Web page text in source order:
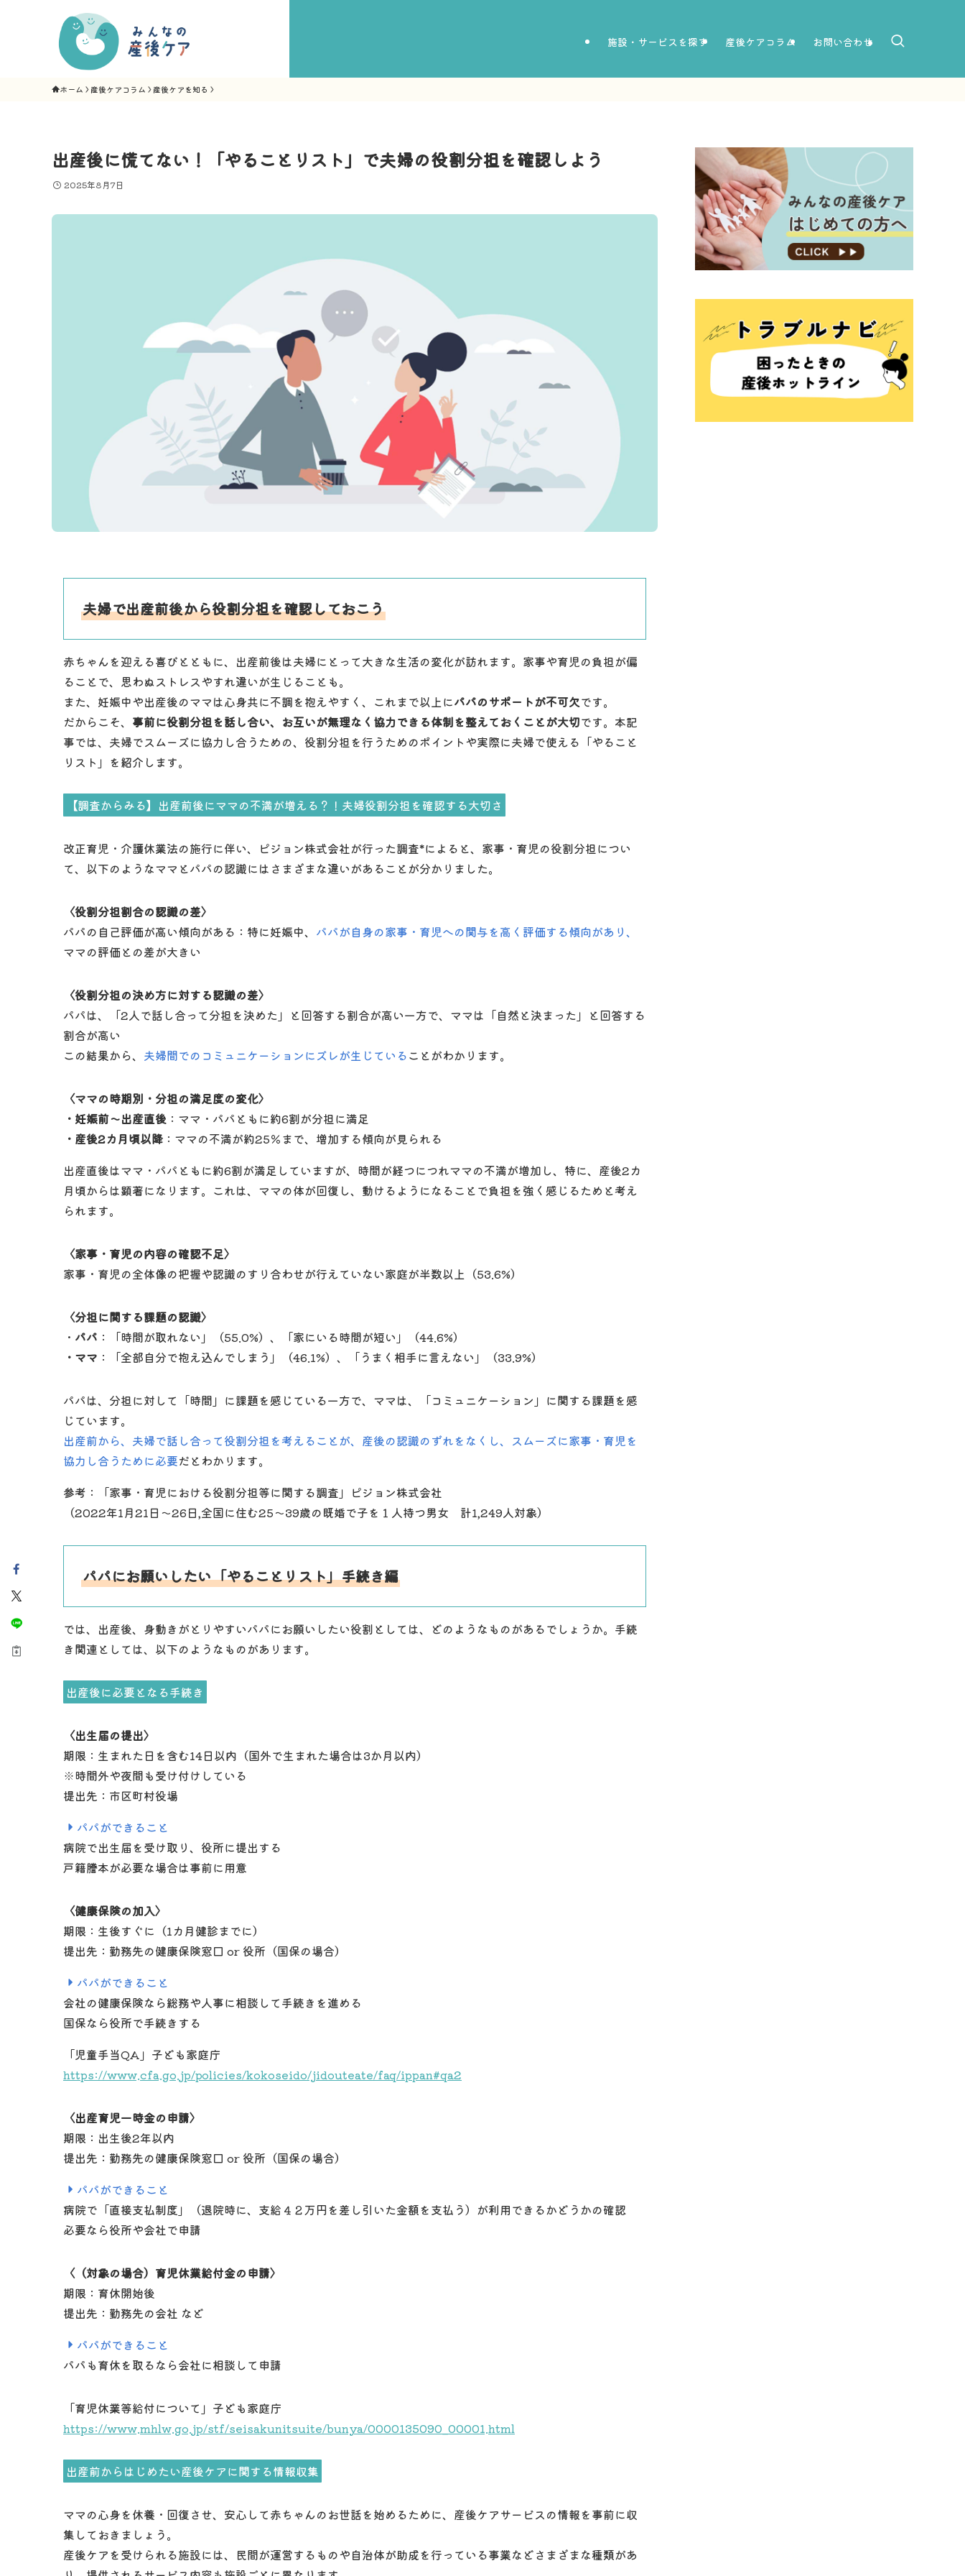
施設・サービスを探す 産後ケアコラム お問い合わせ
ホーム 産後ケアコラム 産後ケアを知る
出産後に慌てない！「やることリスト」で夫婦の役割分担を確認しよう
2025年8月7日
夫婦で出産前後から役割分担を確認しておこう
赤ちゃんを迎える喜びとともに、出産前後は夫婦にとって大きな生活の変化が訪れます。家事や育児の負担が偏
ることで、思わぬストレスやすれ違いが生じることも。
また、妊娠中や出産後のママは心身共に不調を抱えやすく、これまで以上にパパのサポートが不可欠です。
だからこそ、 事前に役割分担を話し合い、お互いが無理なく協力できる体制を整えておくことが大切です。本記
事では、夫婦でスムーズに協力し合うための、役割分担を行うためのポイントや実際に夫婦で使える「やること
リスト」を紹介します。
【調査からみる】出産前後にママの不満が増える？！夫婦役割分担を確認する大切さ
改正育児・介護休業法の施行に伴い、ピジョン株式会社が行った調査*によると、家事・育児の役割分担につい
て、以下のようなママとパパの認識にはさまざまな違いがあることが分かりました。
〈役割分担割合の認識の差〉
パパの自己評価が高い傾向がある：特に妊娠中、 パパが自身の家事・育児への関与を高く評価する傾向があり、
ママの評価との差が大きい
〈役割分担の決め方に対する認識の差〉
パパは、「2人で話し合って分担を決めた」と回答する割合が高い一方で、ママは「自然と決まった」と回答する
割合が高い
この結果から、 夫婦間でのコミュニケーションにズレが生じていることがわかります。
〈ママの時期別・分担の満足度の変化〉
・妊娠前～出産直後 ：ママ・パパともに約6割が分担に満足
・産後2カ月頃以降 ：ママの不満が約25％まで、増加する傾向が見られる
出産直後はママ・パパともに約6割が満足していますが、時間が経つにつれママの不満が増加し、特に、産後2カ
月頃からは顕著になります。これは、ママの体が回復し、動けるようになることで負担を強く感じるためと考え
られます。
〈家事・育児の内容の確認不足〉
家事・育児の全体像の把握や認識のすり合わせが行えていない家庭が半数以上（53.6%）
〈分担に関する課題の認識〉
・ パパ ：「時間が取れない」（55.0%）、「家にいる時間が短い」（44.6%）
・ママ ：「全部自分で抱え込んでしまう」（46.1%）、「うまく相手に言えない」（33.9%）
パパは、分担に対して「時間」に課題を感じている一方で、ママは、「コミュニケーション」に関する課題を感
じています。
出産前から、夫婦で話し合って役割分担を考えることが、産後の認識のずれをなくし、スムーズに家事・育児を
協力し合うために必要だとわかります。
参考：「家事・育児における役割分担等に関する調査」ピジョン株式会社
（2022年1月21日～26日,全国に住む25～39歳の既婚で子を１人持つ男女 計1,249人対象）
パパにお願いしたい「やることリスト」手続き編
では、出産後、身動きがとりやすいパパにお願いしたい役割としては、どのようなものがあるでしょうか。手続
き関連としては、以下のようなものがあります。
出産後に必要となる手続き
〈出生届の提出〉
期限：生まれた日を含む14日以内（国外で生まれた場合は3か月以内）
※時間外や夜間も受け付けしている
提出先：市区町村役場
パパができること
病院で出生届を受け取り、役所に提出する
戸籍謄本が必要な場合は事前に用意
〈健康保険の加入〉
期限：生後すぐに（1カ月健診までに）
提出先：勤務先の健康保険窓口 or 役所（国保の場合）
パパができること
会社の健康保険なら総務や人事に相談して手続きを進める
国保なら役所で手続きする
「児童手当QA」子ども家庭庁
https://www.cfa.go.jp/policies/kokoseido/jidouteate/faq/ippan#qa2
〈出産育児一時金の申請〉
期限：出生後2年以内
提出先：勤務先の健康保険窓口 or 役所（国保の場合）
パパができること
病院で「直接支払制度」（退院時に、支給４２万円を差し引いた金額を支払う）が利用できるかどうかの確認
必要なら役所や会社で申請
〈（対象の場合）育児休業給付金の申請〉
期限：育休開始後
提出先：勤務先の会社 など
パパができること
パパも育休を取るなら会社に相談して申請
「育児休業等給付について」子ども家庭庁
https://www.mhlw.go.jp/stf/seisakunitsuite/bunya/0000135090_00001.html
出産前からはじめたい産後ケアに関する情報収集
ママの心身を休養・回復させ、安心して赤ちゃんのお世話を始めるために、産後ケアサービスの情報を事前に収
集しておきましょう。
産後ケアを受けられる施設には、民間が運営するものや自治体が助成を行っている事業などさまざまな種類があ